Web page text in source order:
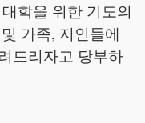
학을 위한 기도의
가족, 지인들에
드리자고 당부하